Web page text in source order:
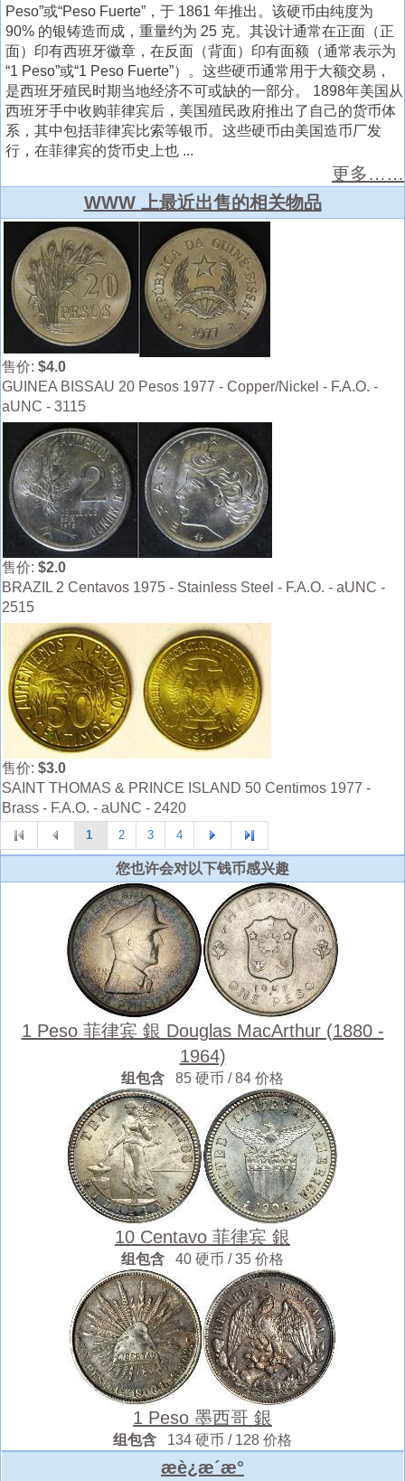
Peso”或“Peso Fuerte”，于 1861 年推出。该硬币由纯度为
90% 的银铸造而成，重量约为 25 克。其设计通常在正面（正
面）印有西班牙徽章，在反面（背面）印有面额（通常表示为
“1 Peso”或“1 Peso Fuerte”）。这些硬币通常用于大额交易，
是西班牙殖民时期当地经济不可或缺的一部分。 1898年美国从
西班牙手中收购菲律宾后，美国殖民政府推出了自己的货币体
系，其中包括菲律宾比索等银币。这些硬币由美国造币厂发
行，在菲律宾的货币史上也 ...
更多……
WWW 上最近出售的相关物品
售价: $4.0
GUINEA BISSAU 20 Pesos 1977 - Copper/Nickel - F.A.O. -
aUNC - 3115
售价: $2.0
BRAZIL 2 Centavos 1975 - Stainless Steel - F.A.O. - aUNC -
2515
售价: $3.0
SAINT THOMAS & PRINCE ISLAND 50 Centimos 1977 -
Brass - F.A.O. - aUNC - 2420
1 2 3 4
您也许会对以下钱币感兴趣
1 Peso 菲律宾 銀 Douglas MacArthur (1880 -
1964)
组包含 85 硬币 / 84 价格
10 Centavo 菲律宾 銀
组包含 40 硬币 / 35 价格
1 Peso 墨西哥 銀
组包含 134 硬币 / 128 价格
æè¿æ´æ°